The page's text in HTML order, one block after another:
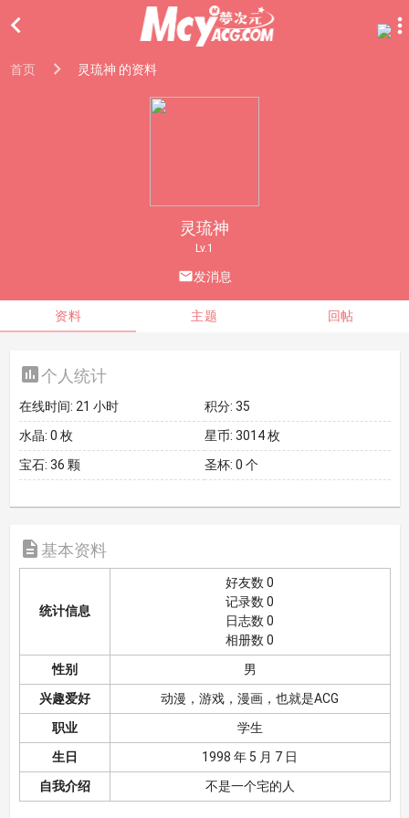

首页 灵琉神 的资料
灵琉神
Lv.1
发消息
资料 主题 回帖
个人统计
在线时间: 21 小时 积分: 35
水晶: 0 枚 星币: 3014 枚
宝石: 36 颗 圣杯: 0 个
 基本资料
统计信息
好友数 0
记录数 0
日志数 0
相册数 0
性别
男
兴趣爱好
动漫，游戏，漫画，也就是ACG
职业
学生
生日
1998 年 5 月 7 日
自我介绍
不是一个宅的人